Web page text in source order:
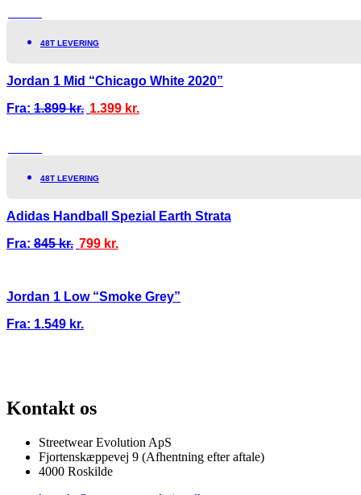
48T LEVERING
Jordan 1 Mid “Chicago White 2020”
Fra: 1.899kr. 1.399 kr.
48T LEVERING
Adidas Handball Spezial Earth Strata
Fra: 845kr. 799 kr.
Jordan 1 Low “Smoke Grey”
Fra: 1.549 kr.
Kontakt os
Streetwear Evolution ApS
Fjortenskæppevej 9 (Afhentning efter aftale)
4000 Roskilde